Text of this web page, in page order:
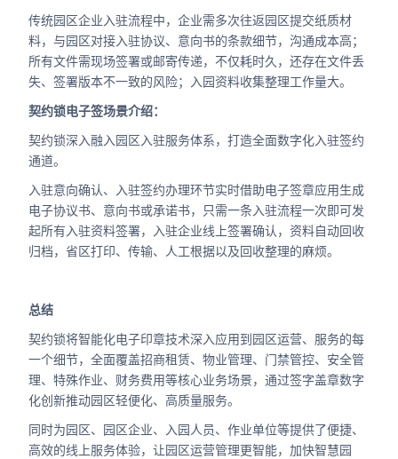
传统园区企业入驻流程中，企业需多次往返园区提交纸质材
料，与园区对接入驻协议、意向书的条款细节，沟通成本高；
所有文件需现场签署或邮寄传递，不仅耗时久，还存在文件丢
失、签署版本不一致的风险；入园资料收集整理工作量大。
契约锁电子签场景介绍：
契约锁深入融入园区入驻服务体系，打造全面数字化入驻签约
通道。
入驻意向确认、入驻签约办理环节实时借助电子签章应用生成
电子协议书、意向书或承诺书，只需一条入驻流程一次即可发
起所有入驻资料签署，入驻企业线上签署确认，资料自动回收
归档，省区打印、传输、人工根据以及回收整理的麻烦。
总结
契约锁将智能化电子印章技术深入应用到园区运营、服务的每
一个细节，全面覆盖招商租赁、物业管理、门禁管控、安全管
理、特殊作业、财务费用等核心业务场景，通过签字盖章数字
化创新推动园区轻便化、高质量服务。
同时为园区、园区企业、入园人员、作业单位等提供了便捷、
高效的线上服务体验，让园区运营管理更智能，加快智慧园